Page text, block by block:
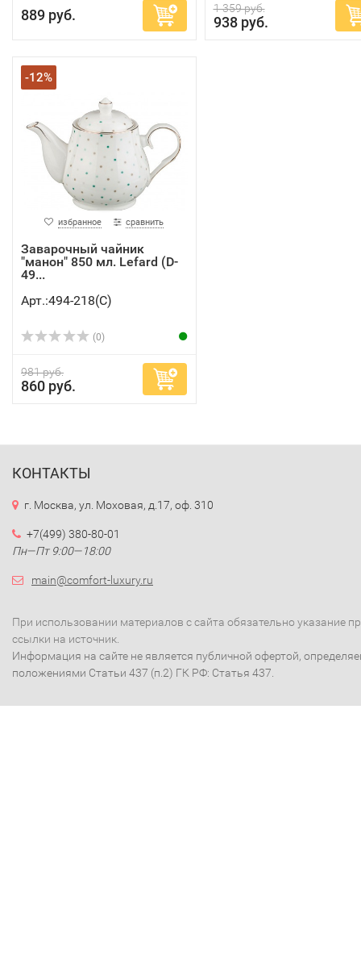
889 руб. 1 359 руб.
938 руб.
-12%
избранное сравнить
Заварочный чайник
"манон" 850 мл. Lefard (D-
49...
Арт.:494-218(C)
(0)
981 руб.
860 руб.
КОНТАКТЫ
г. Москва, ул. Моховая, д.17, оф. 310
+7(499) 380-80-01
Пн—Пт 9:00—18:00
main@comfort-luxury.ru
При использовании материалов с сайта обязательно указание
ссылки на источник.
Информация на сайте не является публичной офертой,
положениями Статьи 437 (п.2) ГК РФ: Статья 437.